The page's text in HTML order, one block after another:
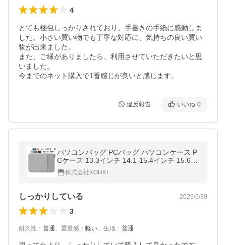
4
とても梱包しっかりされており、手書きの手紙に感動しま
した。小さい買い物でも丁寧な対応に、気持ちの良い買い
物が出来ました。
また、ご縁がありましたら、利用させていただきたいと思
いました。
今までのネット購入で1番感じが良いと感じます。
違反報告 いいね 0
パソコンバッグ PCバッグ パソコンケース P
Cケース 13.3インチ 14.1-15.4インチ 15.6イ
ンチ ノートパソコン 軽い 軽量 防水 衝撃吸
収 4色 爆買
株式会社KOHKI
しっかりしている 2026/5/30
3
耐久性 ： 普通、 重量感 ： 軽い、 生地 ： 普通